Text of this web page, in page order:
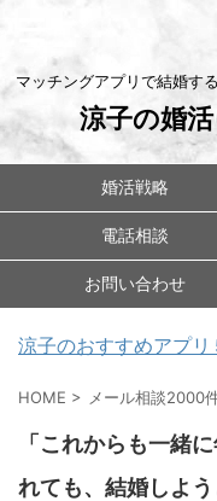
マッチングアプリで結婚す
涼子の婚
婚活戦略
電話相談
お問い合わせ
涼子のおすすめアプリ
HOME > メール相談2000
「これからも一緒
れても、結婚しよ